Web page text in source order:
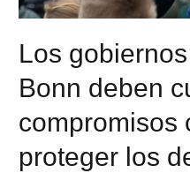
Los
Bonn deben
compromisos
proteger los